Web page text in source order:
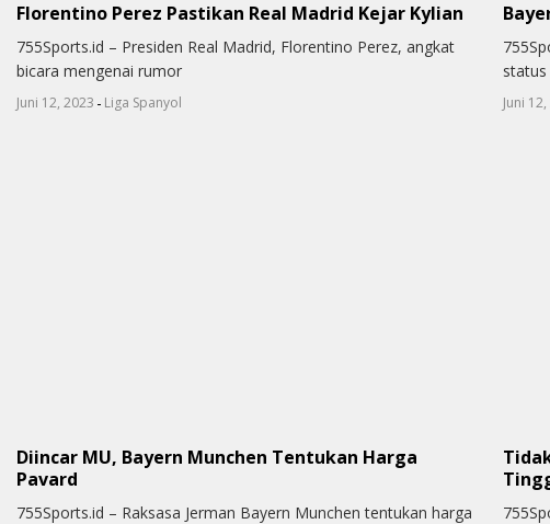
Florentino Perez Pastikan Real Madrid Kejar Kylian
755Sports.id – Presiden Real Madrid, Florentino Perez, angkat
bicara mengenai rumor
Juni 12, 2023 - Liga Spanyol Juni
Diincar MU, Bayern Munchen Tentukan Harga
Pavard
755Sports.id – Raksasa Jerman Bayern Munchen tentukan harga